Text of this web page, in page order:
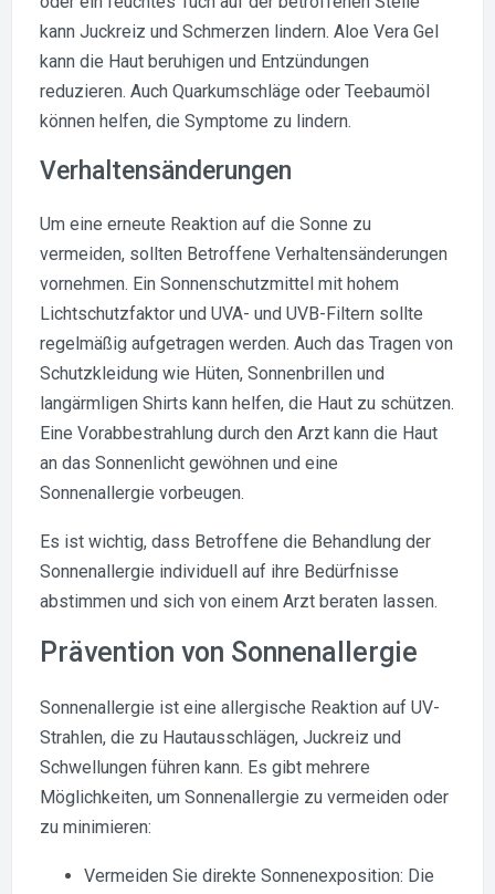
kann Juckreiz und Schmerzen lindern. Aloe Vera Gel
kann die Haut beruhigen und Entzündungen
reduzieren. Auch Quarkumschläge oder Teebaumöl
können helfen, die Symptome zu lindern.
Verhaltensänderungen
Um eine erneute Reaktion auf die Sonne zu
vermeiden, sollten Betroffene Verhaltensänderungen
vornehmen. Ein Sonnenschutzmittel mit hohem
Lichtschutzfaktor und UVA- und UVB-Filtern sollte
regelmäßig aufgetragen werden. Auch das Tragen von
Schutzkleidung wie Hüten, Sonnenbrillen und
langärmligen Shirts kann helfen, die Haut zu schützen.
Eine Vorabbestrahlung durch den Arzt kann die Haut
an das Sonnenlicht gewöhnen und eine
Sonnenallergie vorbeugen.
Es ist wichtig, dass Betroffene die Behandlung der
Sonnenallergie individuell auf ihre Bedürfnisse
abstimmen und sich von einem Arzt beraten lassen.
Prävention von Sonnenallergie
Sonnenallergie ist eine allergische Reaktion auf UV-
Strahlen, die zu Hautausschlägen, Juckreiz und
Schwellungen führen kann. Es gibt mehrere
Möglichkeiten, um Sonnenallergie zu vermeiden oder
zu minimieren:
Vermeiden Sie direkte Sonnenexposition: Die